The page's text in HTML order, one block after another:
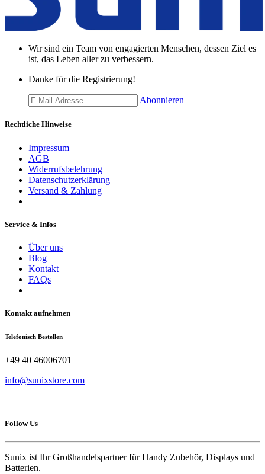
Wir sind ein Team von engagierten Menschen, dessen Ziel es
ist, das Leben aller zu verbessern.
Danke für die Registrierung!
Abonnieren
Rechtliche Hinweise
Impressum
AGB
Widerrufsbelehrung
Datenschutzerklärung
Versand & Zahlung
Service & Infos
Über uns
Blog
Kontakt
FAQs
Kontakt aufnehmen
Telefonisch Bestellen
+49 40 46006701
info@sunixstore.com
Follow Us
Sunix ist Ihr Großhandelspartner für Handy Zubehör, Displays und
Batterien.